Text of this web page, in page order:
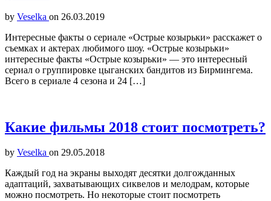
by Veselka on 26.03.2019
Интересные факты о сериале «Острые козырьки» расскажет о
съемках и актерах любимого шоу. «Острые козырьки»
интересные факты «Острые козырьки» — это интересный
сериал о группировке цыганских бандитов из Бирмингема.
Всего в сериале 4 сезона и 24 […]
Какие фильмы 2018 стоит посмотреть?
by Veselka on 29.05.2018
Каждый год на экраны выходят десятки долгожданных
адаптаций, захватывающих сиквелов и мелодрам, которые
можно посмотреть. Но некоторые стоит посмотреть